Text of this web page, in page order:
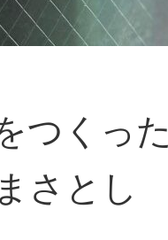
つくった
さとし